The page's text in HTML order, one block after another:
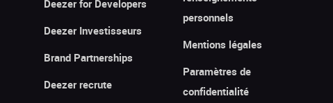
Deezer for Developers
Deezer Investisseurs
Brand Partnerships
Deezer recrute
personnels
Mentions légales
Paramètres de
confidentialité